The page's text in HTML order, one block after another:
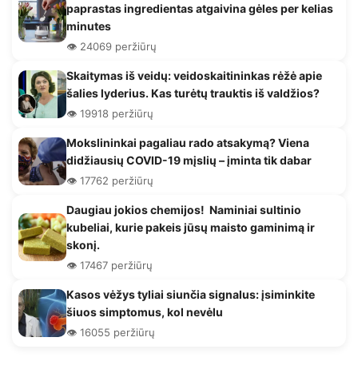
paprastas ingredientas atgaivina gėles per kelias
minutes
👁️ 24069 peržiūrų
Skaitymas iš veidų: veidoskaitininkas rėžė apie
šalies lyderius. Kas turėtų trauktis iš valdžios?
👁️ 19918 peržiūrų
Mokslininkai pagaliau rado atsakymą? Viena
didžiausių COVID-19 mįslių – įminta tik dabar
👁️ 17762 peržiūrų
Daugiau jokios chemijos! Naminiai sultinio
kubeliai, kurie pakeis jūsų maisto gaminimą ir
skonį.
👁️ 17467 peržiūrų
Kasos vėžys tyliai siunčia signalus: įsiminkite
šiuos simptomus, kol nevėlu
👁️ 16055 peržiūrų